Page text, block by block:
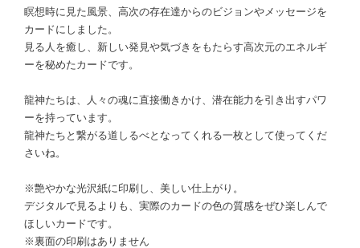
瞑想時に見た風景、高次の存在達からのビジョンやメッセージを
カードにしました。
見る人を癒し、新しい発見や気づきをもたらす高次元のエネルギ
ーを秘めたカードです。
龍神たちは、人々の魂に直接働きかけ、潜在能力を引き出すパワ
ーを持っています。
龍神たちと繋がる道しるべとなってくれる一枚として使ってくだ
さいね。
※艶やかな光沢紙に印刷し、美しい仕上がり。
デジタルで見るよりも、実際のカードの色の質感をぜひ楽しんで
ほしいカードです。
※裏面の印刷はありません